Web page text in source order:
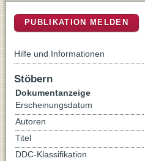
PUBLIKATION MELDEN
Hilfe und Informationen
Stöbern
Dokumentanzeige
Erscheinungsdatum
Autoren
Titel
DDC-Klassifikation